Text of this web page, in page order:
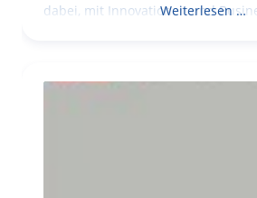
dabei, mit Innovationen und
Weiterlesen …